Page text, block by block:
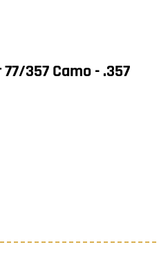
357 Camo - .357